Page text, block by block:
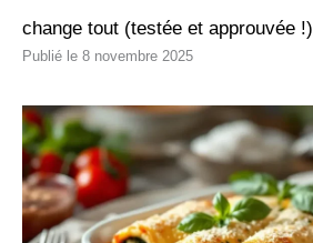
change tout (testée et approuvée !)
8 novembre 2025